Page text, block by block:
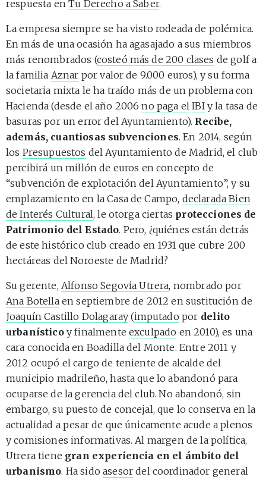
respuesta enTu Derecho a Saber.
La empresa siempre se ha visto rodeada de polémica.
En más de una ocasión ha agasajado a sus miembros
más renombrados (costeó más de 200 clases de golf a
la familia Aznar por valor de 9.000 euros), y su forma
societaria mixta le ha traído más de un problema con
Hacienda (desde el año 2006no paga el IBIy la tasa de
basuras por un error del Ayuntamiento). Recibe,
además, cuantiosas subvenciones. En 2014, según
los Presupuestos del Ayuntamiento de Madrid, el club
percibirá un millón de euros en concepto de
“subvención de explotación del Ayuntamiento”, y su
emplazamiento en la Casa de Campo, declarada Bien
de Interés Cultural, le otorga ciertas protecciones de
Patrimonio del Estado. Pero, ¿quiénes están detrás
de este histórico club creado en 1931 que cubre 200
hectáreas del Noroeste de Madrid?
Su gerente, Alfonso Segovia Utrera, nombrado por
Ana Botellaen septiembre de 2012 en sustitución de
Joaquín Castillo Dolagaray (imputado por delito
urbanísticoy finalmenteexculpado en 2010), es una
cara conocida en Boadilla del Monte. Entre 2011 y
2012 ocupó el cargo de teniente de alcalde del
municipio madrileño, hasta que lo abandonó para
ocuparse de la gerencia del club. No abandonó, sin
embargo, su puesto de concejal, que lo conserva en la
actualidad a pesar de que únicamente acude a plenos
y comisiones informativas. Al margen de la política,
Utrera tiene gran experiencia en el ámbito del
urbanismo. Ha sidoasesor del coordinador general